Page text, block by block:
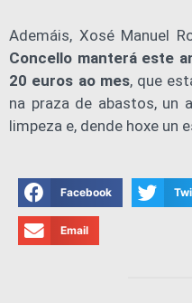
Ademáis, Xosé Manuel
Concello manterá este
20 euros ao mes, que
na praza de abastos, un
limpeza e, dende hoxe un
Facebook
Email